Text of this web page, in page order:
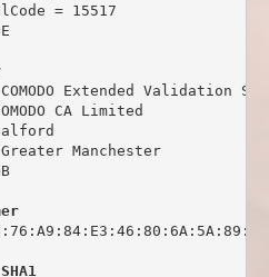
= 15517
Extended Validation
CA Limited
Manchester